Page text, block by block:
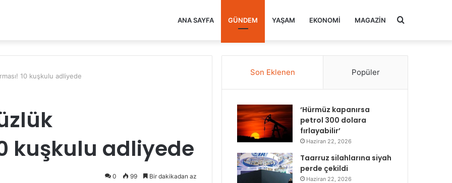
ANA SAYFA GÜNDEM YAŞAM EKONOMI MAGAZIN Arama
10 kuşkulu adliyede
kuşkulu adliyede
0 99 Bir dakikadan az
Son Eklenen Popüler
‘Hürmüz kapanırsa
petrol 300 dolara
fırlayabilir’
Haziran 22, 2026
Taarruz silahlarına siyah
perde çekildi
Haziran 22, 2026